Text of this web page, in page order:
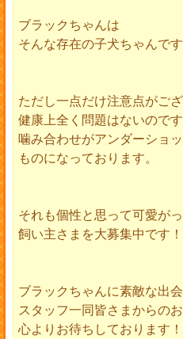
ブラックちゃんは
そんな存在の子犬ちゃんです
ただし一点だけ注意点がご
健康上全く問題はないのです
噛み合わせがアンダーショ
ものになっております。
それも個性と思って可愛が
飼い主さまを大募集中です！
ブラックちゃんに素敵な出
スタッフ一同皆さまからの
心よりお待ちしております！